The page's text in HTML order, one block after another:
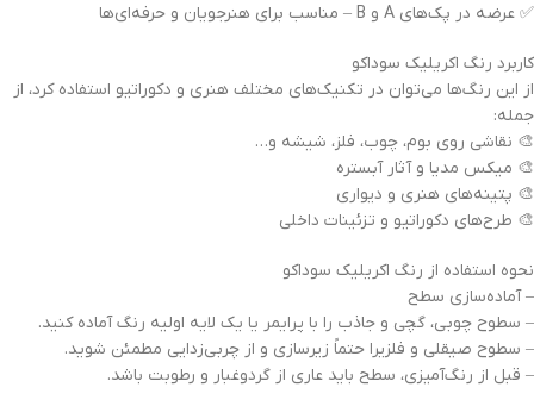
✅ عرضه در پک‌های A و B – مناسب برای هنرجویان و حرفه‌ای‌ها
کاربرد رنگ اکریلیک سوداکو
از این رنگ‌ها می‌توان در تکنیک‌های مختلف هنری و دکوراتیو استفاده کرد، از
جمله:
🎨 نقاشی روی بوم، چوب، فلز، شیشه و…
🎨 میکس مدیا و آثار آبستره
🎨 پتینه‌های هنری و دیواری
🎨 طرح‌های دکوراتیو و تزئینات داخلی
نحوه استفاده از رنگ اکریلیک سوداکو
– آماده‌سازی سطح
– سطوح چوبی، گچی و جاذب را با پرایمر یا یک لایه اولیه رنگ آماده کنید.
– سطوح صیقلی و فلزیرا حتماً زیرسازی و از چربی‌زدایی مطمئن شوید.
– قبل از رنگ‌آمیزی، سطح باید عاری از گردوغبار و رطوبت باشد.